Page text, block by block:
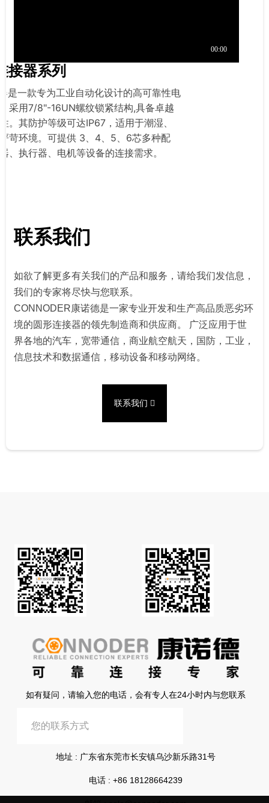
接器系列
是一款专为工业自动化设计的高可靠性电
采用7/8"-16UN螺纹锁紧结构,具备卓越
。其防护等级可达IP67，适用于潮湿、
苛环境。可提供 3、4、5、6芯多种配
、执行器、电机等设备的连接需求。
联系我们
如欲了解更多有关我们的产品和服务，请给我们发信息，
我们的专家将尽快与您联系。
CONNODER康诺德是一家专业开发和生产高品质恶劣环
境的圆形连接器的领先制造商和供应商。 广泛应用于世
界各地的汽车，宽带通信，商业航空航天，国防，工业，
信息技术和数据通信，移动设备和移动网络。
联系我们
如有疑问，请输入您的电话，会有专人在24小时内与您联系
地址 : 广东省东莞市长安镇乌沙新乐路31号
电话 : +86 18128664239